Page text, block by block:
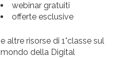
webinar gratuiti
offerte esclusive
e altre risorse di 1°classe sul
mondo della Digital